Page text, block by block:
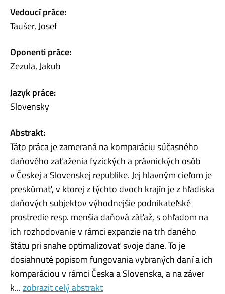
Vedoucí práce:
Taušer, Josef
Oponenti práce:
Zezula, Jakub
Jazyk práce:
Slovensky
Abstrakt:
Táto práca je zameraná na komparáciu súčasného
daňového zaťaženia fyzických a právnických osôb
v Českej a Slovenskej republike. Jej hlavným cieľom je
preskúmať, v ktorej z týchto dvoch krajín je z hľadiska
daňových subjektov výhodnejšie podnikateľské
prostredie resp. menšia daňová záťaž, s ohľadom na
ich rozhodovanie v rámci expanzie na trh daného
štátu pri snahe optimalizovať svoje dane. To je
dosiahnuté popisom fungovania vybraných daní a ich
komparáciou v rámci Česka a Slovenska, a na záver
k...zobrazit celý abstrakt